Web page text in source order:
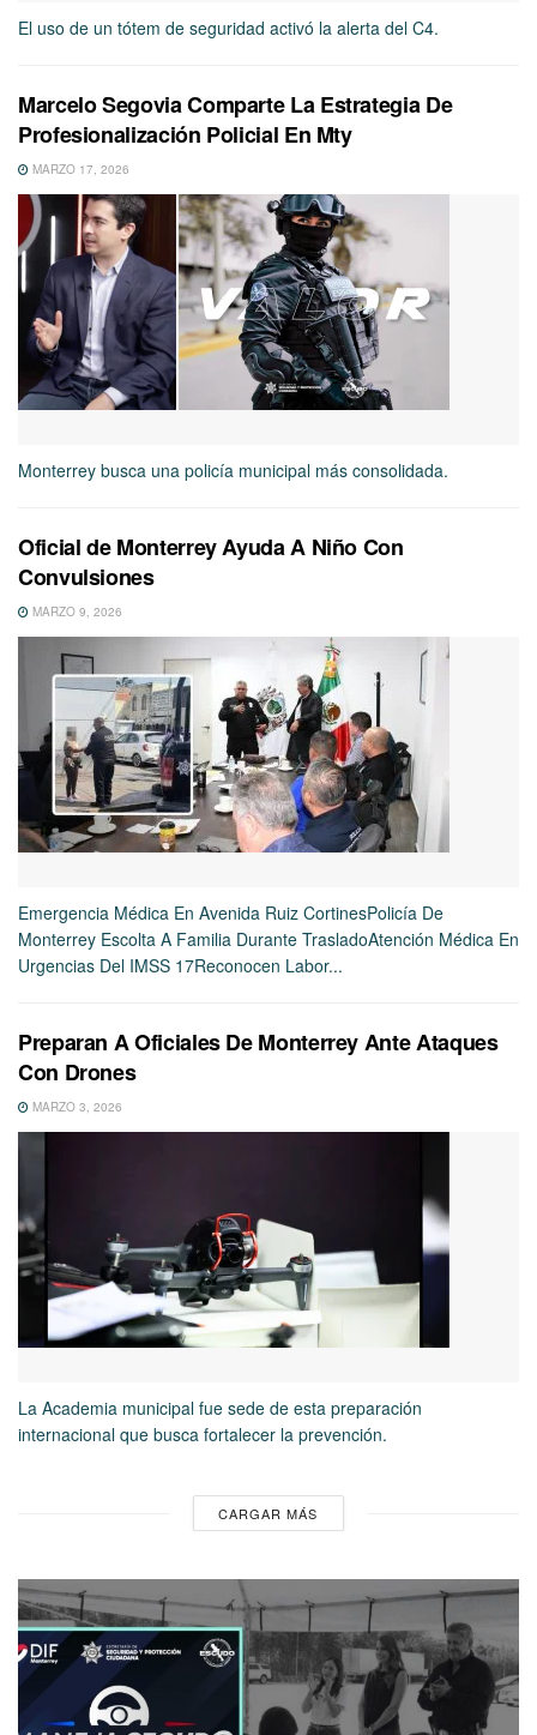
El uso de un tótem de seguridad activó la alerta del C4.
Marcelo Segovia Comparte La Estrategia De
Profesionalización Policial En Mty
MARZO 17, 2026
Monterrey busca una policía municipal más consolidada.
Oficial de Monterrey Ayuda A Niño Con
Convulsiones
MARZO 9, 2026
Emergencia Médica En Avenida Ruiz CortinesPolicía De
Monterrey Escolta A Familia Durante TrasladoAtención Médica En
Urgencias Del IMSS 17Reconocen Labor...
Preparan A Oficiales De Monterrey Ante Ataques
Con Drones
MARZO 3, 2026
La Academia municipal fue sede de esta preparación
internacional que busca fortalecer la prevención.
CARGAR MÁS